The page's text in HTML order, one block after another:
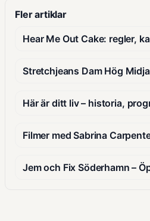
Fler artiklar
Hear Me Out Cake: regler,
Stretchjeans Dam Hög
Här är ditt liv – historia,
Filmer med Sabrina
Jem och Fix Söderhamn –